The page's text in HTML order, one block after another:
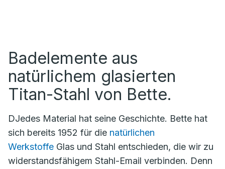
Badelemente aus
natürlichem glasierten
Titan-Stahl von Bette.
DJedes Material hat seine Geschichte. Bette hat
sich bereits 1952 für die natürlichen
Werkstoffe Glas und Stahl entschieden, die wir zu
widerstandsfähigem Stahl-Email verbinden. Denn